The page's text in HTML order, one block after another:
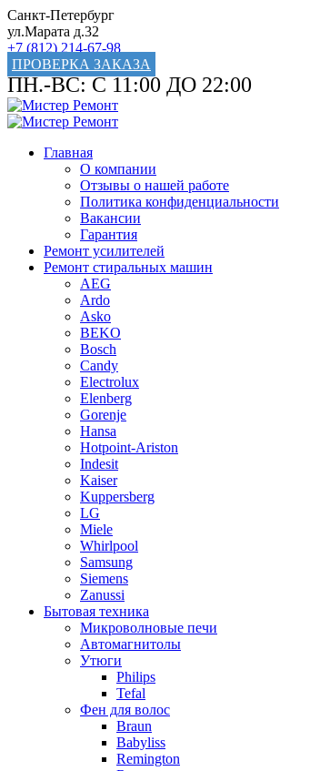
Санкт-Петербург
ул.Марата д.32
+7 (812) 214-67-98
ПРОВЕРКА ЗАКАЗА
ПН.-ВС: С 11:00 ДО 22:00
Главная
О компании
Отзывы о нашей работе
Политика конфиденциальности
Вакансии
Гарантия
Ремонт усилителей
Ремонт стиральных машин
AEG
Ardo
Asko
BEKO
Bosch
Candy
Electrolux
Elenberg
Gorenje
Hansa
Hotpoint-Ariston
Indesit
Kaiser
Kuppersberg
LG
Miele
Whirlpool
Samsung
Siemens
Zanussi
Бытовая техника
Микроволновые печи
Автомагнитолы
Утюги
Philips
Tefal
Фен для волос
Braun
Babyliss
Remington